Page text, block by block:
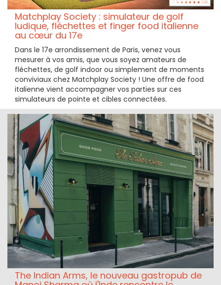
Matchplay Society : simulateur de golf
ludique, fléchettes et finger food italienne
au cœur du 17e
Dans le 17e arrondissement de Paris, venez vous
mesurer à vos amis, que vous soyez amateurs de
fléchettes, de golf indoor ou simplement de moments
conviviaux chez Matchplay Society ! Une offre de food
italienne vient accompagner vos parties sur ces
simulateurs de pointe et cibles connectées.
The Indian Arms, le nouveau gastropub de